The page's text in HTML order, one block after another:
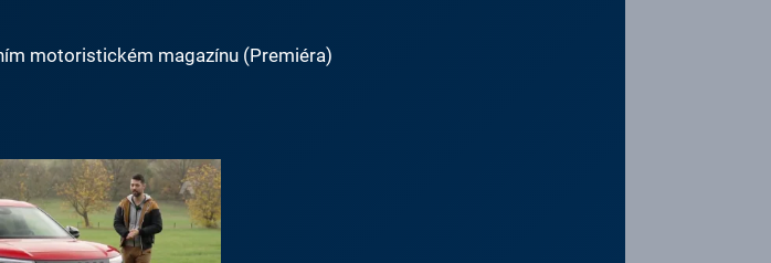
motoristickém magazínu (Premiéra)